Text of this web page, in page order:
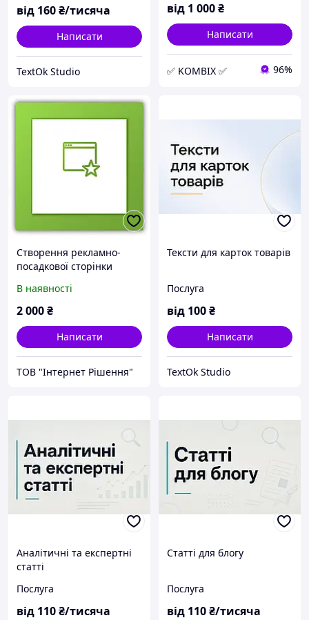
від 160₴/тисяча
Написати
TextOk Studio
від 1 000₴
Написати
✅ KOMBIX ✅ 96%
Створення рекламно-
посадкової сторінки
Prom.ua
В наявності
2 000₴
Написати
ТОВ "Інтернет Рішення"
Тексти для карток товарів
Послуга
від 100₴
Написати
TextOk Studio
Аналітичні та експертні
статті
Послуга
від 110₴/тисяча
Статті для блогу
Послуга
від 110₴/тисяча